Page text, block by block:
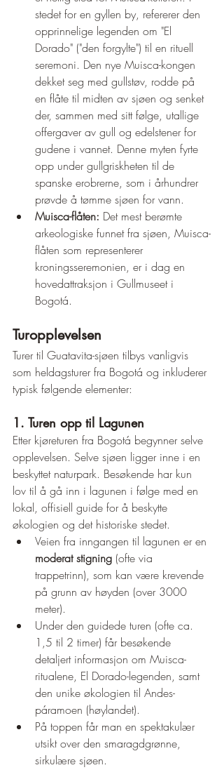
stedet for en gyllen by, refererer den
opprinnelige legenden om "El
Dorado" ("den forgylte") til en rituell
seremoni. Den nye Muisca-kongen
dekket seg med gullstøv, rodde på
en flåte til midten av sjøen og senket
der, sammen med sitt følge, utallige
offergaver av gull og edelstener for
gudene i vannet. Denne myten fyrte
opp under gullgriskheten til de
spanske erobrerne, som i århundrer
prøvde å tømme sjøen for vann.
Muisca-flåten: Det mest berømte
arkeologiske funnet fra sjøen, Muisca-
flåten som representerer
kroningsseremonien, er i dag en
hovedattraksjon i Gullmuseet i
Bogotá.
Turopplevelsen
Turer til Guatavita-sjøen tilbys vanligvis
som heldagsturer fra Bogotá og inkluderer
typisk følgende elementer:
1. Turen opp til Lagunen
Etter kjøreturen fra Bogotá begynner selve
opplevelsen. Selve sjøen ligger inne i en
beskyttet naturpark. Besøkende har kun
lov til å gå inn i lagunen i følge med en
lokal, offisiell guide for å beskytte
økologien og det historiske stedet.
Veien fra inngangen til lagunen er en
moderat stigning (ofte via
trappetrinn), som kan være krevende
på grunn av høyden (over 3000
meter).
Under den guidede turen (ofte ca.
1,5 til 2 timer) får besøkende
detaljert informasjon om Muisca-
ritualene, El Dorado-legenden, samt
den unike økologien til Andes-
páramoen (høylandet).
På toppen får man en spektakulær
utsikt over den smaragdgrønne,
sirkulære sjøen.